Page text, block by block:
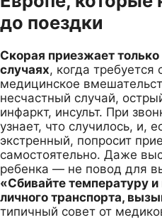
до поездки
Скорая приезжает
случаях, когда требуется
медицинское
несчастный случай,
инфаркт, инсульт. При
узнает, что случилось, и,
экстренный, попросит
самостоятельно. Даже
ребенка — не повод для
«Сбивайте температуру
личного транспорта,
типичный совет от